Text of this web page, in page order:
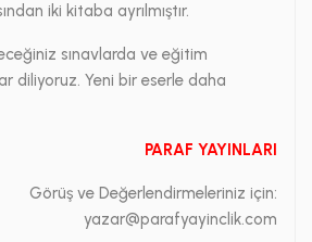
iki kitaba ayrılmıştır.
sınavlarda ve eğitim
diliyoruz. Yeni bir eserle daha
PARAF YAYINLARI
Görüş ve Değerlendirmeleriniz için:
yazar@parafyayinclik.com